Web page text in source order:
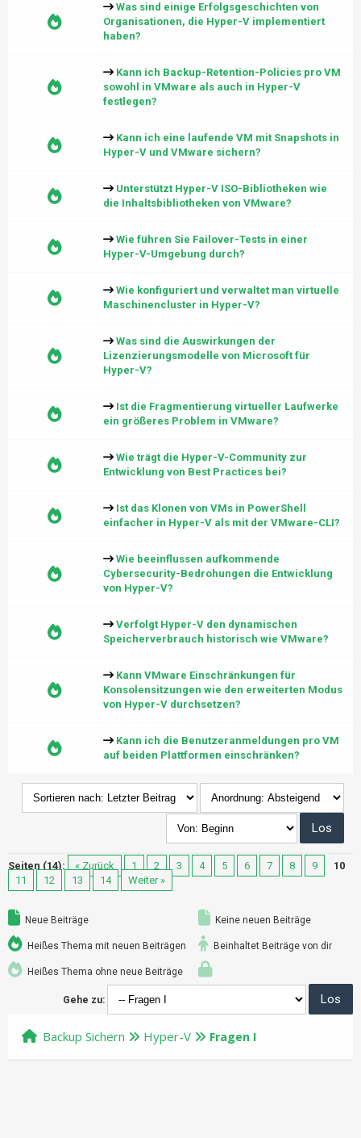
Was sind einige Erfolgsgeschichten von
Organisationen, die Hyper-V implementiert
haben?
Kann ich Backup-Retention-Policies pro VM
sowohl in VMware als auch in Hyper-V
festlegen?
Kann ich eine laufende VM mit Snapshots in
Hyper-V und VMware sichern?
Unterstützt Hyper-V ISO-Bibliotheken wie
die Inhaltsbibliotheken von VMware?
Wie führen Sie Failover-Tests in einer
Hyper-V-Umgebung durch?
Wie konfiguriert und verwaltet man virtuelle
Maschinencluster in Hyper-V?
Was sind die Auswirkungen der
Lizenzierungsmodelle von Microsoft für
Hyper-V?
Ist die Fragmentierung virtueller Laufwerke
ein größeres Problem in VMware?
Wie trägt die Hyper-V-Community zur
Entwicklung von Best Practices bei?
Ist das Klonen von VMs in PowerShell
einfacher in Hyper-V als mit der VMware-CLI?
Wie beeinflussen aufkommende
Cybersecurity-Bedrohungen die Entwicklung
von Hyper-V?
Verfolgt Hyper-V den dynamischen
Speicherverbrauch historisch wie VMware?
Kann VMware Einschränkungen für
Konsolensitzungen wie den erweiterten Modus
von Hyper-V durchsetzen?
Kann ich die Benutzeranmeldungen pro VM
auf beiden Plattformen einschränken?
Seiten (14): « Zurück 1 2 3 4 5 6 7 8 9
10
11
12 13 14 Weiter »
Neue Beiträge
Heißes Thema mit neuen Beiträgen
Heißes Thema ohne neue Beiträge
Keine neuen Beiträge
Beinhaltet Beiträge von dir
Gehe zu:
Backup Sichern Hyper-V Fragen I